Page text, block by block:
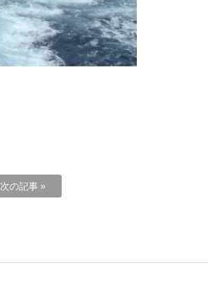
次の記事 »